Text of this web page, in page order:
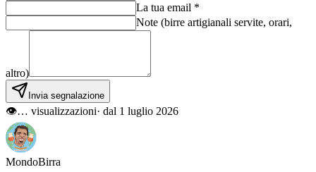
La tua email *
Note (birre artigianali servite, orari,
altro)
Invia segnalazione
👁… visualizzazioni· dal 1 luglio 2026
MondoBirra